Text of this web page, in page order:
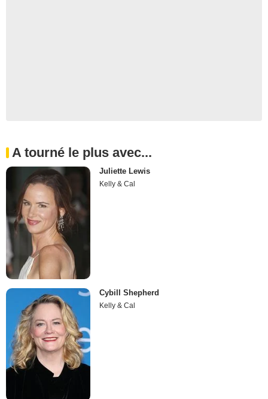
A tourné le plus avec...
Juliette Lewis
Kelly & Cal
Cybill Shepherd
Kelly & Cal